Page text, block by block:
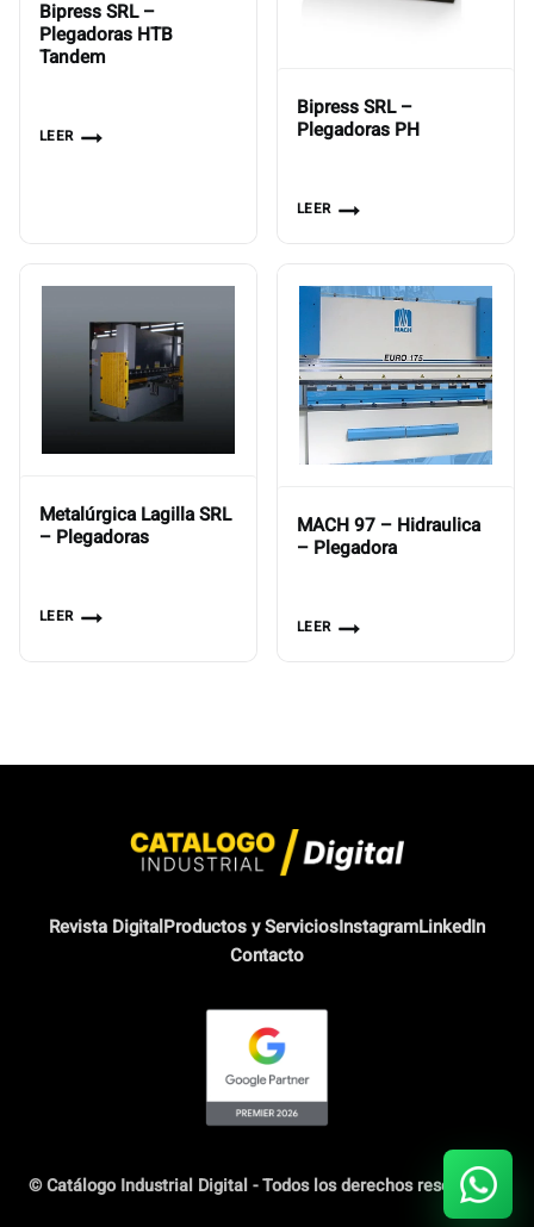
Bipress SRL –
Plegadoras HTB
Tandem
LEER
Bipress SRL –
Plegadoras PH
LEER
Metalúrgica Lagilla SRL
– Plegadoras
LEER
MACH 97 – Hidraulica
– Plegadora
LEER
Revista DigitalProductos y ServiciosInstagramLinkedIn
Contacto
© Catálogo Industrial Digital - Todos los derechos reservados.